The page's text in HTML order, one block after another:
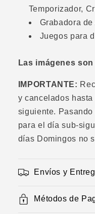
Temporizador,
Grabadora
Juegos para
Las imágenes
IMPORTANTE:
y cancelados
siguiente.
para el día sub-
días Domingos no
Envíos y
Métodos de